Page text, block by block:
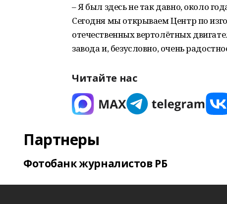
– Я был здесь не так давно, около
Сегодня мы открываем Центр по
отечественных вертолётных
завода и, безусловно, очень
Читайте нас
Партнеры
Фотобанк журналистов РБ